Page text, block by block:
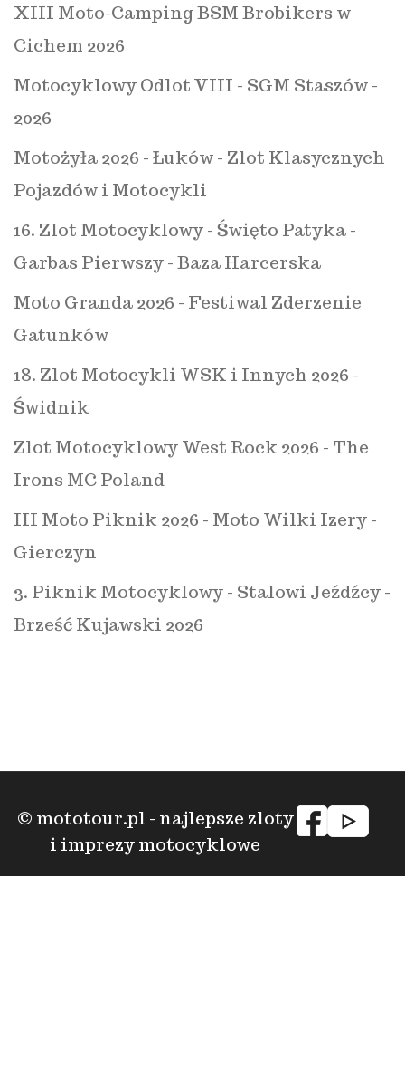
XIII Moto-Camping BSM Brobikers w
Cichem 2026
Motocyklowy Odlot VIII - SGM Staszów -
2026
Motożyła 2026 - Łuków - Zlot Klasycznych
Pojazdów i Motocykli
16. Zlot Motocyklowy - Święto Patyka -
Garbas Pierwszy - Baza Harcerska
Moto Granda 2026 - Festiwal Zderzenie
Gatunków
18. Zlot Motocykli WSK i Innych 2026 -
Świdnik
Zlot Motocyklowy West Rock 2026 - The
Irons MC Poland
III Moto Piknik 2026 - Moto Wilki Izery -
Gierczyn
3. Piknik Motocyklowy - Stalowi Jeźdźcy -
Brześć Kujawski 2026
© mototour.pl - najlepsze zloty
i imprezy motocyklowe